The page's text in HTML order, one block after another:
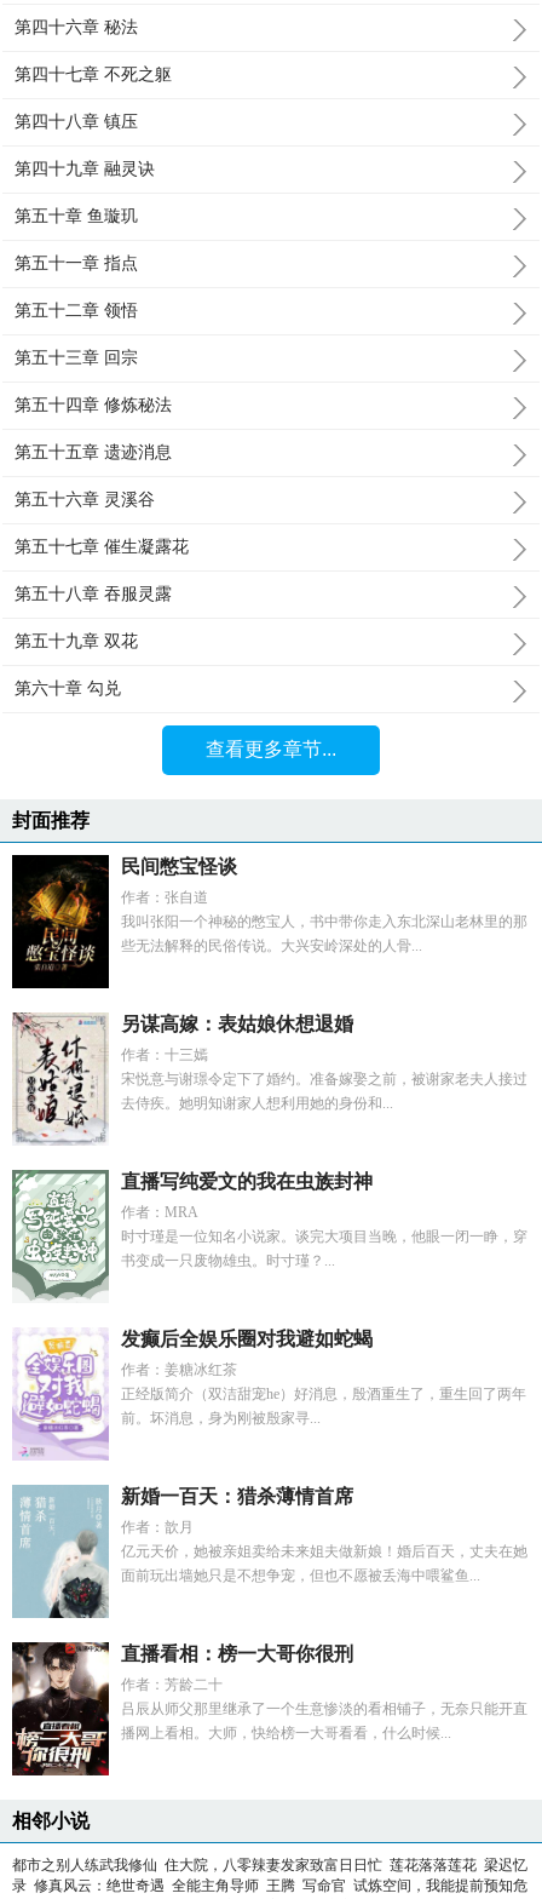
第四十六章 秘法
第四十七章 不死之躯
第四十八章 镇压
第四十九章 融灵诀
第五十章 鱼璇玑
第五十一章 指点
第五十二章 领悟
第五十三章 回宗
第五十四章 修炼秘法
第五十五章 遗迹消息
第五十六章 灵溪谷
第五十七章 催生凝露花
第五十八章 吞服灵露
第五十九章 双花
第六十章 勾兑
查看更多章节...
封面推荐
民间憋宝怪谈
作者：张自道
我叫张阳一个神秘的憋宝人，书中带你走入东北深山老林里的那
些无法解释的民俗传说。大兴安岭深处的人骨...
另谋高嫁：表姑娘休想退婚
作者：十三嫣
宋悦意与谢璟令定下了婚约。准备嫁娶之前，被谢家老夫人接过
去侍疾。她明知谢家人想利用她的身份和...
直播写纯爱文的我在虫族封神
作者：MRA
时寸瑾是一位知名小说家。谈完大项目当晚，他眼一闭一睁，穿
书变成一只废物雄虫。时寸瑾？...
发癫后全娱乐圈对我避如蛇蝎
作者：姜糖冰红茶
正经版简介（双洁甜宠he）好消息，殷酒重生了，重生回了两年
前。坏消息，身为刚被殷家寻...
新婚一百天：猎杀薄情首席
作者：歆月
亿元天价，她被亲姐卖给未来姐夫做新娘！婚后百天，丈夫在她
面前玩出墙她只是不想争宠，但也不愿被丢海中喂鲨鱼...
直播看相：榜一大哥你很刑
作者：芳龄二十
吕辰从师父那里继承了一个生意惨淡的看相铺子，无奈只能开直
播网上看相。大师，快给榜一大哥看看，什么时候...
相邻小说
都市之别人练武我修仙 住大院，八零辣妻发家致富日日忙 莲花落落莲花 梁迟忆
录 修真风云：绝世奇遇 全能主角导师 王腾 写命官 试炼空间，我能提前预知危